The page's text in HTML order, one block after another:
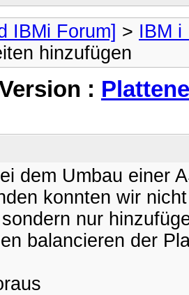
IBMi Forum] > IBM i
hinzufügen
:
dem Umbau einer
konnten wir
nur
balancieren der